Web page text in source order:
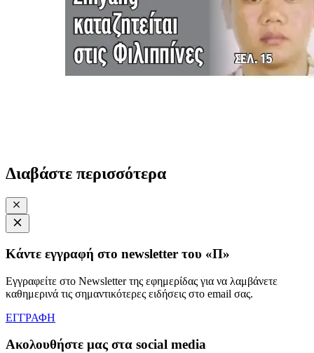
Διαβάστε περισσότερα
Κάντε εγγραφή στο newsletter του «Π»
Εγγραφείτε στο Newsletter της εφημερίδας για να λαμβάνετε
καθημερινά τις σημαντικότερες ειδήσεις στο email σας.
ΕΓΓΡΑΦΗ
Ακολουθήστε μας στα social media